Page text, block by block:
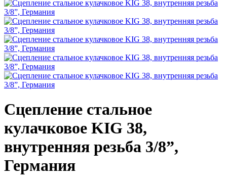
Сцепление стальное
кулачковое KIG 38,
внутренняя резьба 3/8”,
Германия